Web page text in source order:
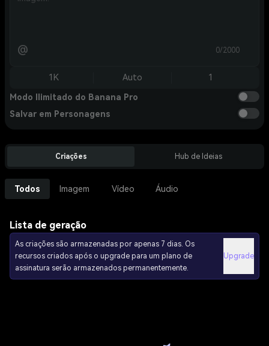
@ 0/2000
1K Auto 1
Modo Ilimitado do Banana Pro
Salvar em Personagens
Criações Hub de Ideias
Todos Imagem Vídeo Áudio
Lista de geração
As criações são armazenadas por apenas 7 dias. Os
recursos criados após o upgrade para um plano de
assinatura serão armazenados permanentemente.
Upgrade